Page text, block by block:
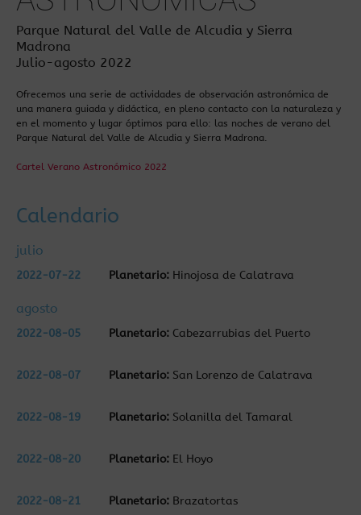
Parque Natural del Valle de Alcudia y Sierra
Madrona
Julio-agosto 2022
Ofrecemos una serie de actividades de observación astronómica de
una manera guiada y didáctica, en pleno contacto con la naturaleza y
en el momento y lugar óptimos para ello: las noches de verano del
Parque Natural del Valle de Alcudia y Sierra Madrona.
Cartel Verano Astronómico 2022
Calendario
julio
2022-07-22 Planetario: Hinojosa de Calatrava
agosto
2022-08-05 Planetario: Cabezarrubias del Puerto
2022-08-07 Planetario: San Lorenzo de Calatrava
2022-08-19 Planetario: Solanilla del Tamaral
2022-08-20 Planetario: El Hoyo
2022-08-21 Planetario: Brazatortas